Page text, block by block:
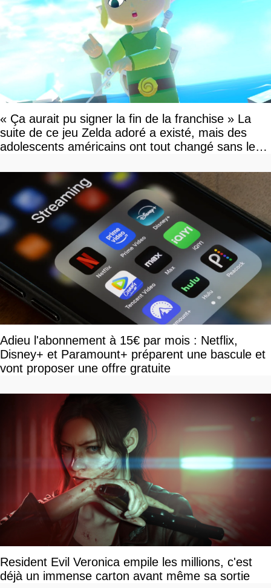
« Ça aurait pu signer la fin de la franchise » La
suite de ce jeu Zelda adoré a existé, mais des
adolescents américains ont tout changé sans le
Adieu l'abonnement à 15€ par mois : Netflix,
Disney+ et Paramount+ préparent une bascule et
vont proposer une offre gratuite
Resident Evil Veronica empile les millions, c'est
déjà un immense carton avant même sa sortie